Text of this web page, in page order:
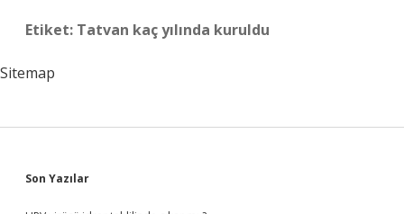
Etiket: Tatvan kaç yılında kuruldu
Sitemap
Sidebar
Son Yazılar